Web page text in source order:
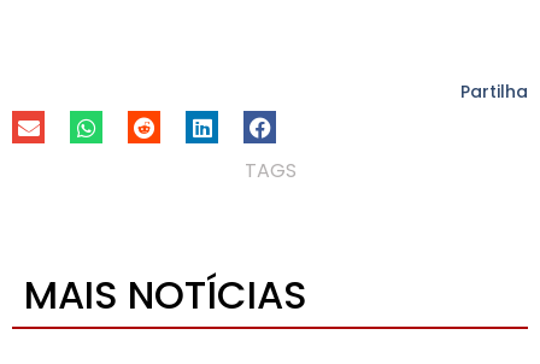
Partilha
TAGS
MAIS NOTÍCIAS